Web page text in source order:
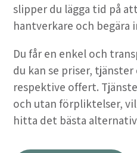
slipper du lägga tid på
hantverkare och begära
Du får en enkel och
du kan se priser,
respektive offert.
och utan förpliktelser,
hitta det bästa